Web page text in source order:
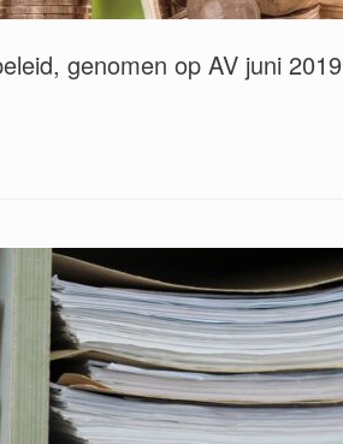
genomen op AV juni 2019